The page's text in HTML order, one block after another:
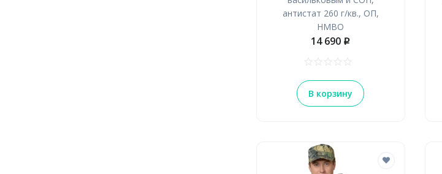
антистат 260 г/кв., ОП,
НМВО
14 690 p
В корзину